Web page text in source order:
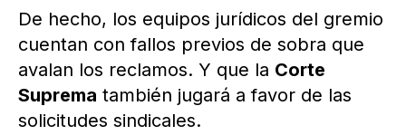
De hecho, los equipos jurídicos del gremio
cuentan con fallos previos de sobra que
avalan los reclamos. Y que la Corte
Suprema también jugará a favor de las
solicitudes sindicales.